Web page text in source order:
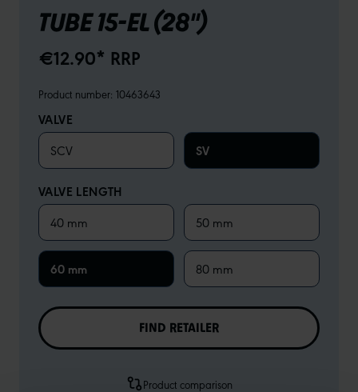
TUBE 15-EL (28")
€12.90* RRP
Product number: 10463643
VALVE
SCV SV
VALVE LENGTH
40 mm 50 mm
60 mm 80 mm
FIND RETAILER
Product comparison